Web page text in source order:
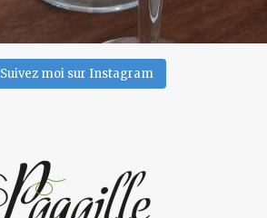
Suivez moi sur Instagram